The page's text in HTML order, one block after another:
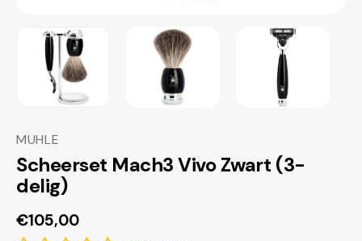
MUHLE
Scheerset Mach3 Vivo Zwart (3-
delig)
Normale
€105,00